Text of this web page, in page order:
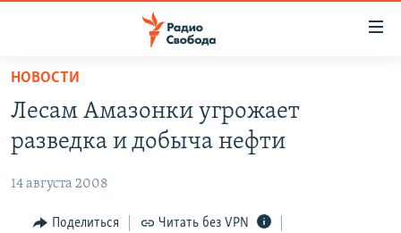
упрощенного
доступа
основному
Вернутся
АВТОРСКИЕ ПРОЕКТЫ
ЦИТАТЫ СВОБОДЫ
МНЕНИЯ
НОВОСТИ
Лесам Амазонки угрожает
разведка и добыча нефти
14 августа 2008
Поделиться Читать без VPN